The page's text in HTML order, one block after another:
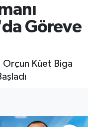
Göreve
Orçun Küet Biga